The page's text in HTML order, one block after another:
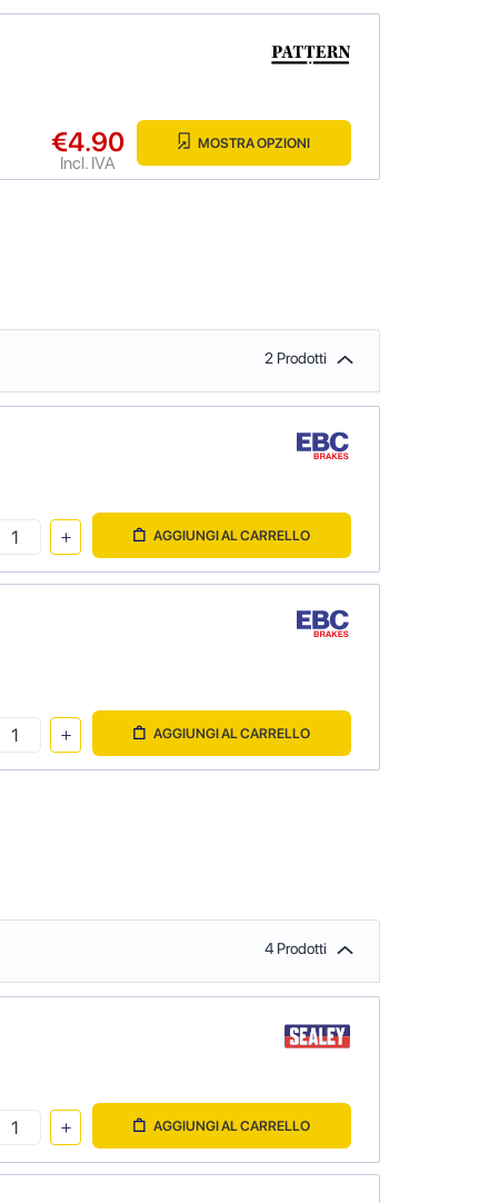
€4.90
Incl. IVA
MOSTRA OPZIONI
2 Prodotti
AGGIUNGI AL CARRELLO
AGGIUNGI AL CARRELLO
4 Prodotti
AGGIUNGI AL CARRELLO